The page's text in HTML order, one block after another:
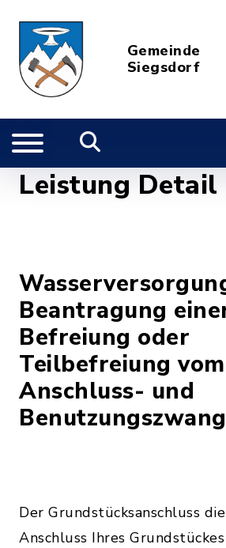
Gemeinde
Siegsdorf
Leistung Detail
Beantragung
Befreiung oder
Teilbefreiung vom
Anschluss- und
Benutzungszwang
Der Grundstücksanschluss
Anschluss Ihres